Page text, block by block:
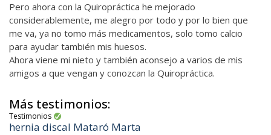
Pero ahora con la Quiropráctica he mejorado
considerablemente, me alegro por todo y por lo bien que
me va, ya no tomo más medicamentos, solo tomo calcio
para ayudar también mis huesos.
Ahora viene mi nieto y también aconsejo a varios de mis
amigos a que vengan y conozcan la Quiropráctica.
Más testimonios:
Testimonios
hernia discal Mataró Marta